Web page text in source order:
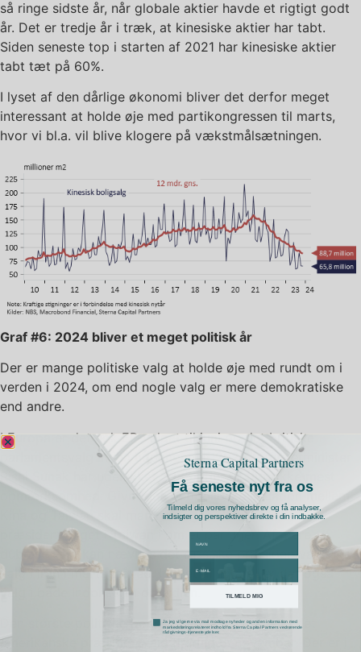
så ringe sidste år, når globale aktier havde et rigtigt godt
år. Det er tredje år i træk, at kinesiske aktier har tabt.
Siden seneste top i starten af 2021 har kinesiske aktier
tabt tæt på 60%.
I lyset af den dårlige økonomi bliver det derfor meget
interessant at holde øje med partikongressen til marts,
hvor vi bl.a. vil blive klogere på vækstmålsætningen.
Graf #6: 2024 bliver et meget politisk år
Der er mange politiske valg at holde øje med rundt om i
verden i 2024, om end nogle valg er mere demokratiske
end andre.
I Europa er det nok EP-valget til juni og det britiske
parlamentsvalg inden udgangen af 2024 (premierminister
Rishi Sunak har udelukket 2025), der vil tiltrække mest
opmærksomhed. Givet den geopolitiske situation mellem
Kina og Taiwan skal man nok også skele til
præsidentvalget i Taiwan i om et par uger. Af mere
dubiøse valg kan nævnes det russiske præsidentvalg og
valg i Iran i marts måned. I løbet af foråret er der også
valg i både Indonesien og Indien.
Den største politiske begivenhed er selvfølgelig det
amerikanske præsidentvalg tirsdag 5. november. Der er i
Sterna Capital Partners
Få seneste nyt fra os
Tilmeld dig vores nyhedsbrev og få analyser,
indsigter og perspektiver direkte i din indbakke.
TILMELD MIG
marketing accept
Ja jeg vil gerne via mail modtage nyheder og anden information med
markedsføringsrelateret indhold fra Sterna Capital Partners vedrørende
rådgivnings-/tjenesteydelser.